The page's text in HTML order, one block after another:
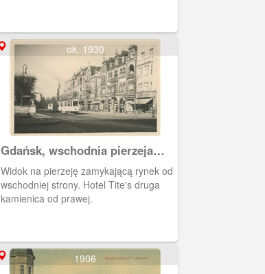
ok. 1930
Gdańsk, wschodnia pierzeja
przy rynku we Wrzeszczu
Widok na pierzeję zamykającą rynek od
wschodniej strony. Hotel Tite's druga
kamienica od prawej.
1906